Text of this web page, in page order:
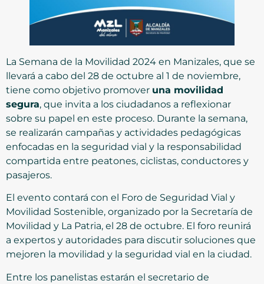
La Semana de la Movilidad 2024 en Manizales, que se
llevará a cabo del 28 de octubre al 1 de noviembre,
tiene como objetivo promover una movilidad
segura, que invita a los ciudadanos a reflexionar
sobre su papel en este proceso. Durante la semana,
se realizarán campañas y actividades pedagógicas
enfocadas en la seguridad vial y la responsabilidad
compartida entre peatones, ciclistas, conductores y
pasajeros.
El evento contará con el Foro de Seguridad Vial y
Movilidad Sostenible, organizado por la Secretaría de
Movilidad y La Patria, el 28 de octubre. El foro reunirá
a expertos y autoridades para discutir soluciones que
mejoren la movilidad y la seguridad vial en la ciudad.
Entre los panelistas estarán el secretario de